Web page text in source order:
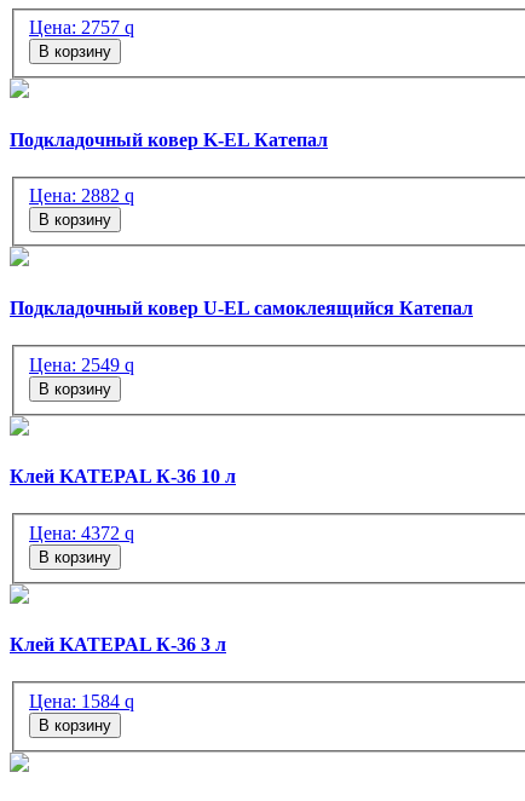
Цена: 2757 q
В корзину
Подкладочный ковер K-EL Катепал
Цена: 2882 q
В корзину
Подкладочный ковер U-EL самоклеящийся Катепал
Цена: 2549 q
В корзину
Клей KATEPAL К-36 10 л
Цена: 4372 q
В корзину
Клей KATEPAL К-36 3 л
Цена: 1584 q
В корзину